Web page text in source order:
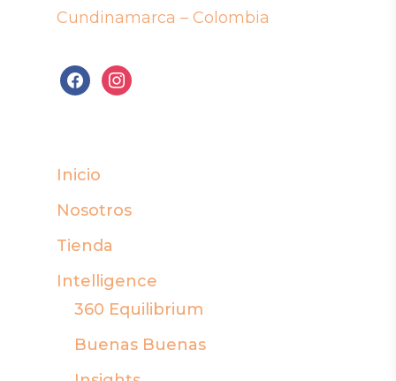
Cundinamarca – Colombia
facebookinstagram
Inicio
Nosotros
Tienda
Intelligence
360 Equilibrium
Buenas Buenas